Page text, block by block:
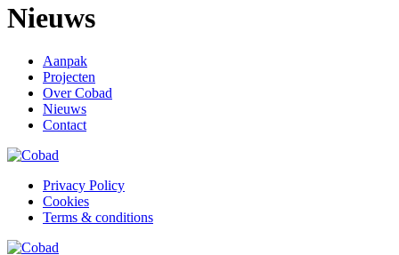
Nieuws
Aanpak
Projecten
Over Cobad
Nieuws
Contact
Privacy Policy
Cookies
Terms & conditions